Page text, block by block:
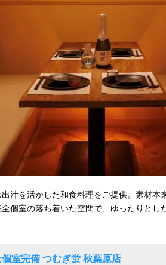
汁を活かした和食料理をご提供。素材本
個室の落ち着いた空間で、ゆったりとし
個室完備 つむぎ蛍 秋葉原店